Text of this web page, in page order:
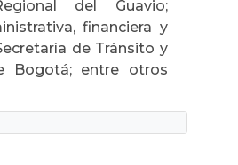
del Guavio;
financiera y
de Tránsito y
Bogotá; entre otros